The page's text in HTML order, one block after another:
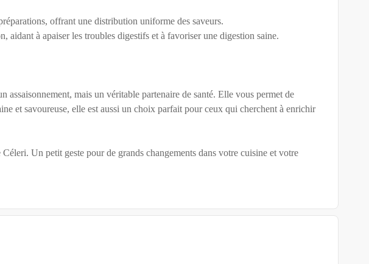
offrant une distribution uniforme des saveurs.
aidant à apaiser les troubles digestifs et à favoriser une digestion saine.
mais un véritable partenaire de santé. Elle vous permet de
et savoureuse, elle est aussi un choix parfait pour ceux qui cherchent à enrichir
Un petit geste pour de grands changements dans votre cuisine et votre